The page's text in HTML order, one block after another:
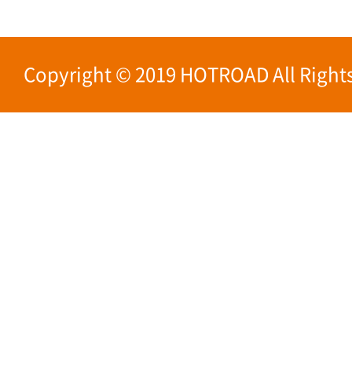
Copyright © 2019 HOTROAD All